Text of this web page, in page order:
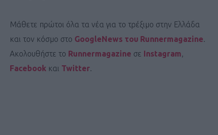
Μάθετε πρώτοι όλα τα νέα για το τρέξιμο στην Ελλάδα
και τον κόσμο στο GoogleNews του Runnermagazine.
Ακολουθήστε το Runnermagazine σε Instagram,
Facebook και Twitter.